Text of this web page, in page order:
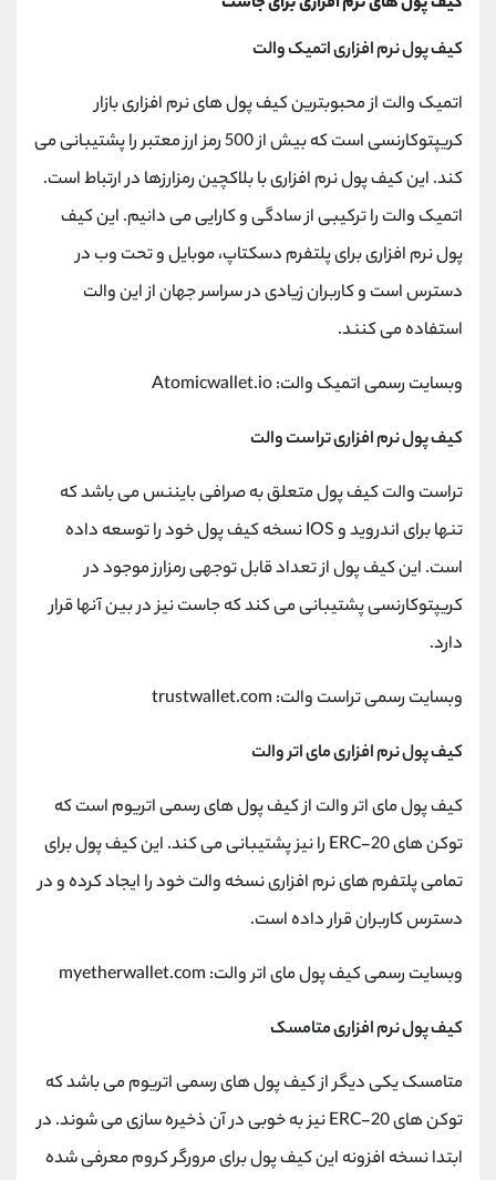
کیف پول نرم افزاری اتمیک والت
اتمیک والت از محبوبترین کیف پول های نرم افزاری بازار
کریپتوکارنسی است که بیش از 500 رمز ارز معتبر را پشتیبانی می
کند. این کیف پول نرم افزاری با بلاکچین رمزارزها در ارتباط است.
اتمیک والت را ترکیبی از سادگی و کارایی می دانیم. این کیف
پول نرم افزاری برای پلتفرم دسکتاپ، موبایل و تحت وب در
دسترس است و کاربران زیادی در سراسر جهان از این والت
استفاده می کنند.
وبسایت رسمی اتمیک والت: Atomicwallet.io
کیف پول نرم افزاری تراست والت
تراست والت کیف پول متعلق به صرافی بایننس می باشد که
تنها برای اندروید و IOS نسخه کیف پول خود را توسعه داده
است. این کیف پول از تعداد قابل توجهی رمزارز موجود در
کریپتوکارنسی پشتیبانی می کند که جاست نیز در بین آنها قرار
دارد.
وبسایت رسمی تراست والت: trustwallet.com
کیف پول نرم افزاری مای اتر والت
کیف پول مای اتر والت از کیف پول های رسمی اتریوم است که
توکن های ERC-20 را نیز پشتیبانی می کند. این کیف پول برای
تمامی پلتفرم های نرم افزاری نسخه والت خود را ایجاد کرده و در
دسترس کاربران قرار داده است.
وبسایت رسمی کیف پول مای اتر والت: myetherwallet.com
کیف پول نرم افزاری متامسک
متامسک یکی دیگر از کیف پول های رسمی اتریوم می باشد که
توکن های ERC-20 نیز به خوبی در آن ذخیره سازی می شوند. در
ابتدا نسخه افزونه این کیف پول برای مرورگر کروم معرفی شده